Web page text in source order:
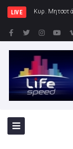
LIVE Κυρ.